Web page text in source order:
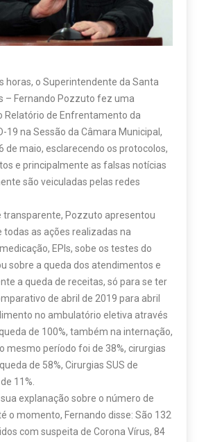
horas, o Superintendente da Santa
– Fernando Pozzuto fez uma
Relatório de Enfrentamento da
19 na Sessão da Câmara Municipal,
de maio, esclarecendo os protocolos,
e principalmente as falsas notícias
são veiculadas pelas redes
transparente, Pozzuto apresentou
as ações realizadas na
EPIs, sobe os testes do
sobre a queda dos atendimentos e
a queda de receitas, só para se ter
de abril de 2019 para abril
no ambulatório eletiva através
de 100%, também na internação,
mesmo período foi de 38%, cirurgias
de 58%, Cirurgias SUS de
11%.
explanação sobre o número de
o momento, Fernando disse: São 132
com suspeita de Corona Vírus, 84